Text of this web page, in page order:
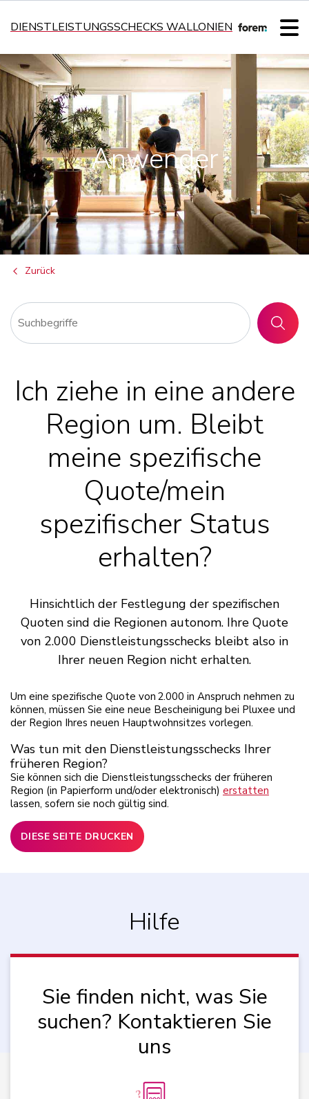
DIENSTLEISTUNGSSCHECKS WALLONIEN
Anwender
Zurück
SUCHEN
Ich ziehe in eine andere
Region um. Bleibt
meine spezifische
Quote/mein
spezifischer Status
erhalten?
Hinsichtlich der Festlegung der spezifischen
Quoten sind die Regionen autonom. Ihre Quote
von 2.000 Dienstleistungsschecks bleibt also in
Ihrer neuen Region nicht erhalten.
Um eine spezifische Quote von 2.000 in Anspruch nehmen zu
können, müssen Sie eine neue Bescheinigung bei Pluxee und
der Region Ihres neuen Hauptwohnsitzes vorlegen.
Was tun mit den Dienstleistungsschecks Ihrer
früheren Region?
Sie können sich die Dienstleistungsschecks der früheren
Region (in Papierform und/oder elektronisch) erstatten
lassen, sofern sie noch gültig sind.
DIESE SEITE DRUCKEN
Hilfe
Sie finden nicht, was Sie
suchen? Kontaktieren Sie
uns